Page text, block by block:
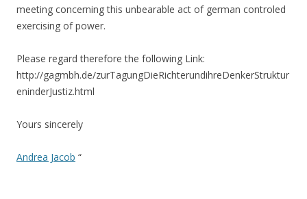
meeting concerning this unbearable act of german controled
exercising of power.
Please regard therefore the following Link:
http://gagmbh.de/zurTagungDieRichterundihreDenkerStruktur
eninderJustiz.html
Yours sincerely
Andrea Jacob “